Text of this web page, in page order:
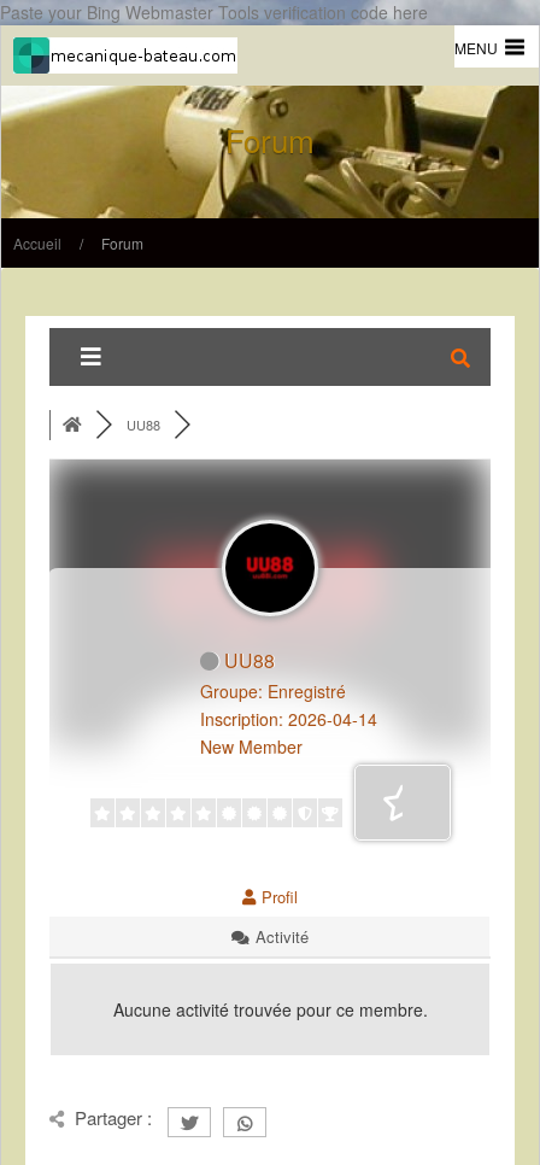
Paste your Bing Webmaster Tools verification code here
MENU
Forum
Accueil / Forum
UU88
UU88
Groupe: Enregistré
Inscription: 2026-04-14
New Member
Profil
Activité
Aucune activité trouvée pour ce membre.
Partager :